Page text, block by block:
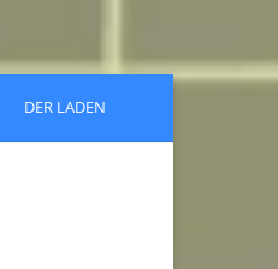
DER LADEN